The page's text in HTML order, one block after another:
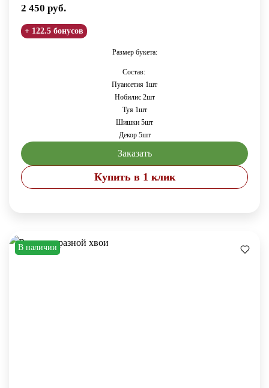
2 450 руб.
+ 122.5 бонусов
Размер букета:
Состав:
Пуансетия 1шт
Нобилис 2шт
Туя 1шт
Шишки 5шт
Декор 5шт
Заказать
Купить в 1 клик
В наличии